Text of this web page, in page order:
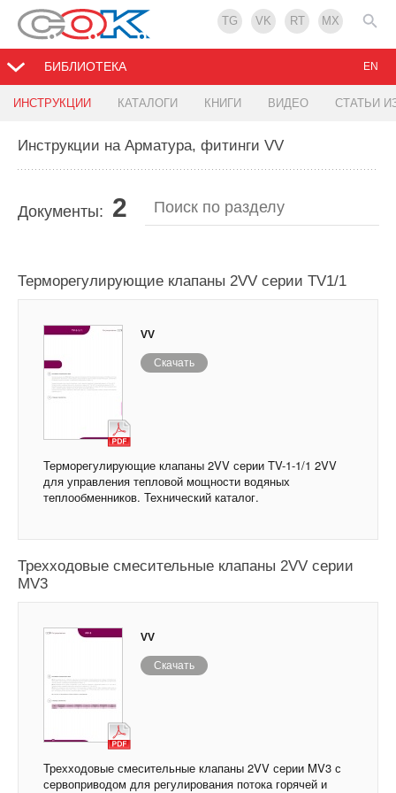
TG VK RT MX
БИБЛИОТЕКА
ИНСТРУКЦИИ КАТАЛОГИ КНИГИ ВИДЕО СТАТЬИ
EN
Инструкции на Арматура, фитинги VV
Документы: 2
Терморегулирующие клапаны 2VV серии TV1/1
VV
Скачать
Терморегулирующие клапаны 2VV серии TV-1-1/1 2VV
для управления тепловой мощности водяных
теплообменников. Технический каталог.
Трехходовые смесительные клапаны 2VV серии
MV3
VV
Скачать
Трехходовые смесительные клапаны 2VV серии MV3 с
сервоприводом для регулирования потока горячей и